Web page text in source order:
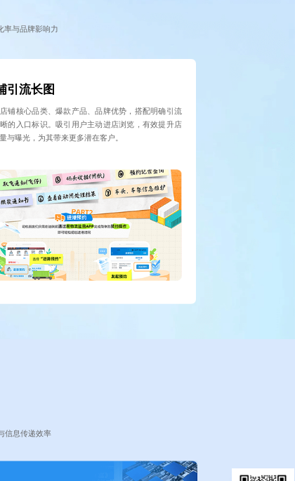
率与品牌影响力
引流长图
铺核心品类、爆款产品、品牌优势，搭配明确引流
的入口标识。吸引用户主动进店浏览，有效提升店
与曝光，为其带来更多潜在客户。
信息传递效率